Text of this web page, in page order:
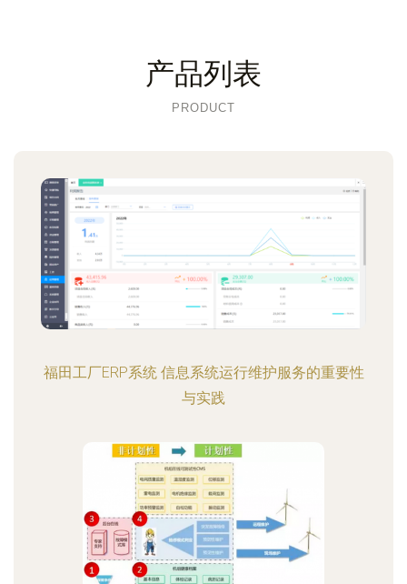
产品列表
PRODUCT
福田工厂ERP系统 信息系统运行维护服务的重要性
与实践